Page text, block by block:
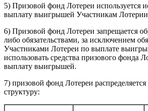
5) Призовой фонд Лотереи используется
выплату выигрышей Участникам
6) Призовой фонд Лотереи запрещается
либо обязательствами, за исключением
Участниками Лотереи по выплате
использовать средства призового фонда
выплату выигрышей.
7) призовой фонд Лотереи
структуру: